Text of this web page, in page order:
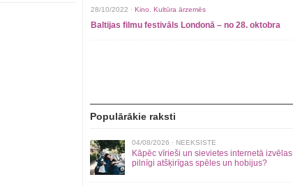
28/10/2022 · Kino Kultūra ārzemēs
Baltijas filmu festivāls Londonā – no 28. oktobra
Populārākie raksti
04/08/2026 · NEEKSISTE
Kāpēc vīrieši un sievietes internetā izvēlas
pilnīgi atšķirīgas spēles un hobijus?